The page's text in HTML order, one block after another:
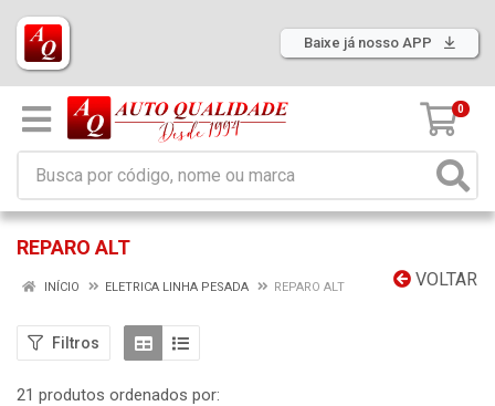
Baixe já nosso APP
0
REPARO ALT
VOLTAR
INÍCIO ELETRICA LINHA PESADA REPARO ALT
Filtros
21 produtos ordenados por: